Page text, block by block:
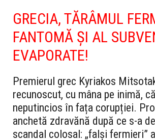
GRECIA, TĂRÂMUL
FANTOMĂ ȘI AL
EVAPORATE!
Premierul grec Kyriakos
recunoscut, cu mâna pe inimă,
neputincios în fața corupției.
anchetă zdravănă după ce s-a
scandal colosal: „falși fermieri”